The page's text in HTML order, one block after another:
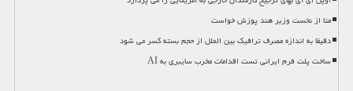
متا از نخست وزیر هند پوزش خواست
دقیقا به اندازه مصرف ترافیک بین الملل از حجم بسته کسر می شود
ساخت پلت فرم ایرانی تست اقدامات مخرب سایبری به AI